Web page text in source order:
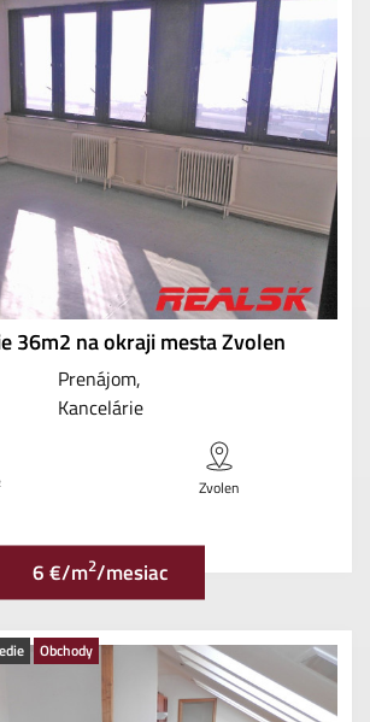
36m2 na okraji mesta Zvolen
Prenájom
Kancelárie
Zvolen
6 €/m2/mesiac
Obchody